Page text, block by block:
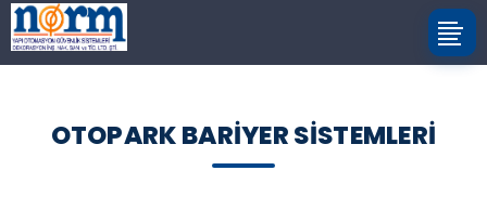
OTOPARK BARIYER SISTEMLERI